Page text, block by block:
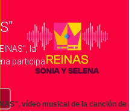
vídeo musical de la canción de